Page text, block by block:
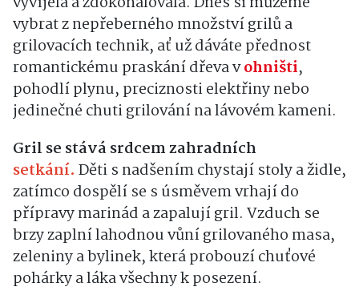
vybrat z nepřeberného množství grilů a
grilovacích technik, ať už dáváte přednost
romantickému praskání dřeva vohništi,
pohodlí plynu, preciznosti elektřiny nebo
jedinečné chuti grilování na lávovém kameni.
Gril se stává srdcem zahradních
setkání. Děti s nadšením chystají stoly a židle,
zatímco dospělí se s úsměvem vrhají do
přípravy marinád a zapalují gril. Vzduch se
brzy zaplní lahodnou vůní grilovaného masa,
zeleniny a bylinek, která probouzí chuťové
pohárky a láka všechny k posezení.